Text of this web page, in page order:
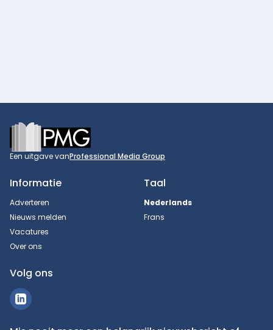
Footer
Een uitgave vanProfessional Media Group
Informatie
Adverteren
Nieuws melden
Vacatures
Over ons
Taal
Nederlands
Frans
Volg ons